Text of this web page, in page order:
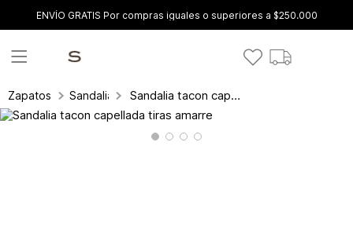
ENVÍO GRATIS Por compras iguales o superiores a $250.000
Zapatos Sandalias Sandalia tacon capellada tiras amarre